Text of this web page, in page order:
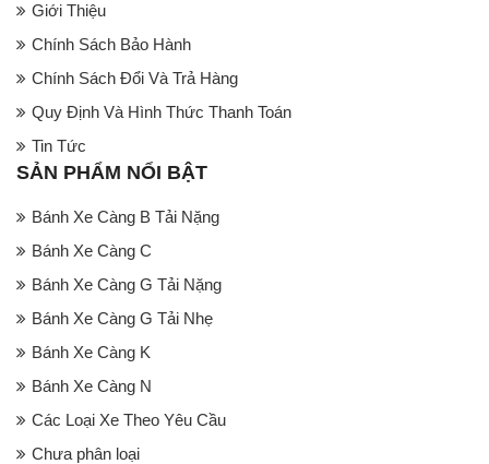
Giới Thiệu
Chính Sách Bảo Hành
Chính Sách Đổi Và Trả Hàng
Quy Định Và Hình Thức Thanh Toán
Tin Tức
SẢN PHẨM NỔI BẬT
Bánh Xe Càng B Tải Nặng
Bánh Xe Càng C
Bánh Xe Càng G Tải Nặng
Bánh Xe Càng G Tải Nhẹ
Bánh Xe Càng K
Bánh Xe Càng N
Các Loại Xe Theo Yêu Cầu
Chưa phân loại